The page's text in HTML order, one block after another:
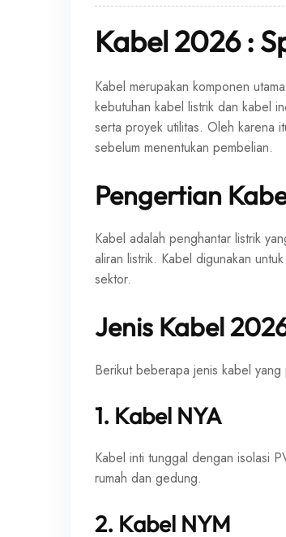
Kabel 2026 :
Kabel merupakan komponen
kebutuhan kabel listrik dan kabel
serta proyek utilitas. Oleh karena
sebelum menentukan pembelian.
Pengertian
Kabel adalah penghantar listrik
aliran listrik. Kabel digunakan
sektor.
Jenis Kabel
Berikut beberapa jenis kabel
1. Kabel NYA
Kabel inti tunggal dengan isolasi
rumah dan gedung.
2. Kabel NYM